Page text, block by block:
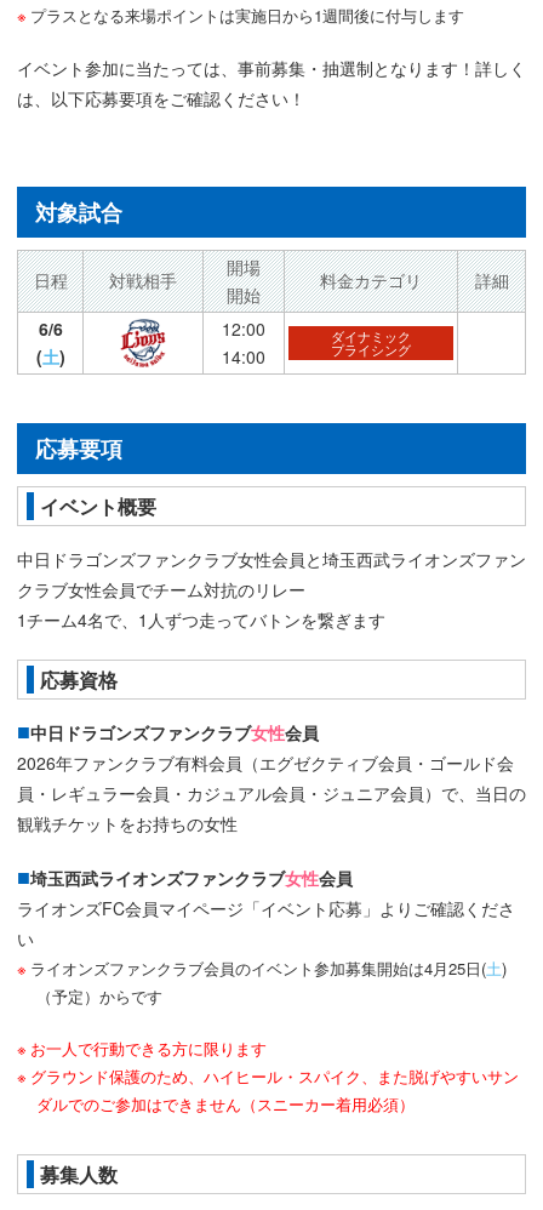
プラスとなる来場ポイントは実施日から1週間後に付与します
イベント参加に当たっては、事前募集・抽選制となります！詳しく
は、以下応募要項をご確認ください！
対象試合
日程 対戦相手
開場
開始
料金カテゴリ
詳細
6/6
(土)
12:00
14:00
ダイナミック
プライシング
応募要項
イベント概要
中日ドラゴンズファンクラブ女性会員と埼玉西武ライオンズファン
クラブ女性会員でチーム対抗のリレー
1チーム4名で、1人ずつ走ってバトンを繋ぎます
応募資格
中日ドラゴンズファンクラブ女性会員
2026年ファンクラブ有料会員（エグゼクティブ会員・ゴールド会
員・レギュラー会員・カジュアル会員・ジュニア会員）で、当日の
観戦チケットをお持ちの女性
埼玉西武ライオンズファンクラブ女性会員
ライオンズFC会員マイページ「イベント応募」よりご確認くださ
い
ライオンズファンクラブ会員のイベント参加募集開始は4月25日(土)
（予定）からです
お一人で行動できる方に限ります
グラウンド保護のため、ハイヒール・スパイク、また脱げやすいサン
ダルでのご参加はできません（スニーカー着用必須）
募集人数